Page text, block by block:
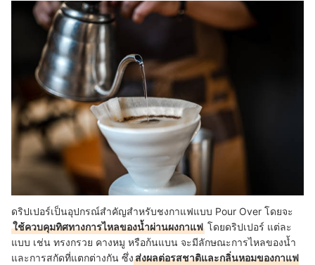
ดริปเปอร์เป็นอุปกรณ์สำคัญสำหรับชงกาแฟแบบ Pour Over โดยจะ
ใช้ควบคุมทิศทางการไหลของน้ำผ่านผงกาแฟ โดยดริปเปอร์ แต่ละ
แบบ เช่น ทรงกรวย คางหมู หรือก้นแบน จะมีลักษณะการไหลของน้ำ
และการสกัดที่แตกต่างกัน ซึ่งส่งผลต่อรสชาติและกลิ่นหอมของกาแฟ